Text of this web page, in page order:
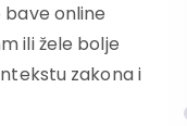
bave online
ili žele bolje
zakona i